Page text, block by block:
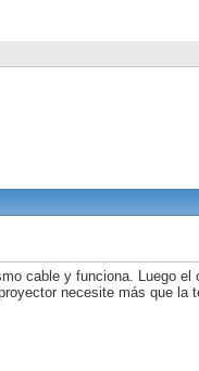
cable y funciona. Luego el
necesite más que la